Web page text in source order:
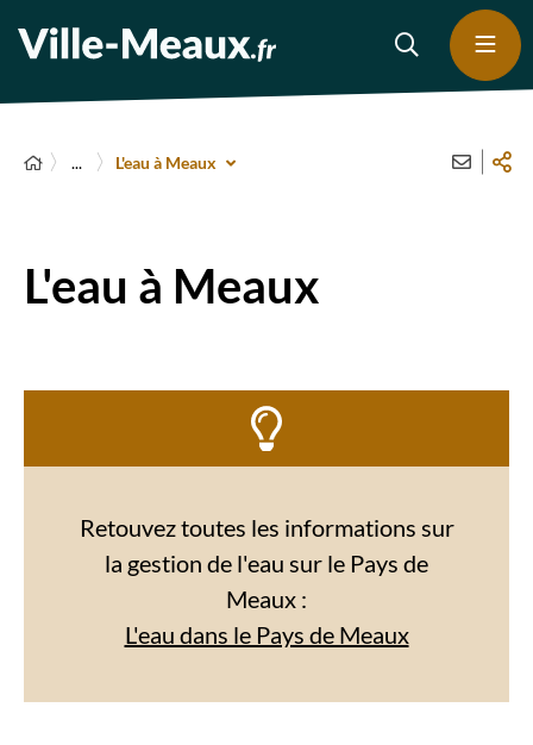
... L'eau à Meaux
L'eau à Meaux
Retouvez toutes les informations sur
la gestion de l'eau sur le Pays de
Meaux :
L'eau dans le Pays de Meaux